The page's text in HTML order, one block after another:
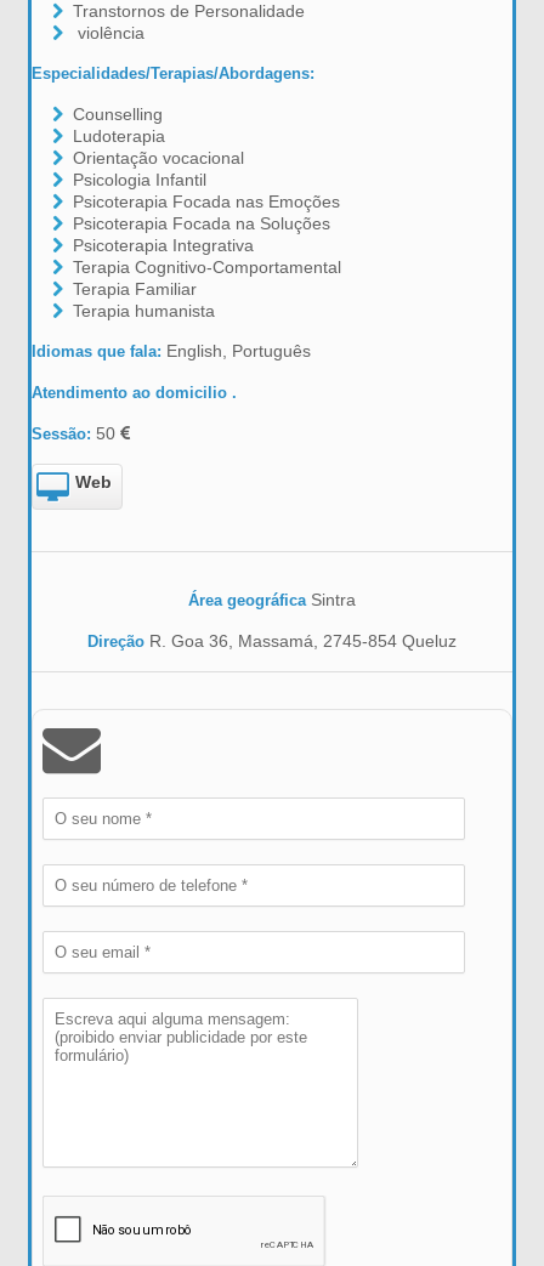
Transtornos de Personalidade
violência
Especialidades/Terapias/Abordagens:
Counselling
Ludoterapia
Orientação vocacional
Psicologia Infantil
Psicoterapia Focada nas Emoções
Psicoterapia Focada na Soluções
Psicoterapia Integrativa
Terapia Cognitivo-Comportamental
Terapia Familiar
Terapia humanista
Idiomas que fala: English, Português
Atendimento ao domicilio .
Sessão: 50
Web
Área geográfica Sintra
Direção R. Goa 36, Massamá, 2745-854 Queluz